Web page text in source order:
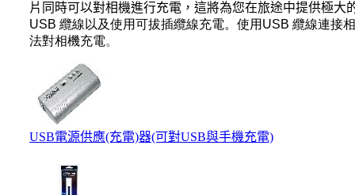
片同時可以對相機進行充電，這將為您在旅途中提供極
USB 纜線以及使用可拔插纜線充電。使用USB 纜線連接
法對相機充電。
USB電源供應(充電)器(可對USB與手機充電)